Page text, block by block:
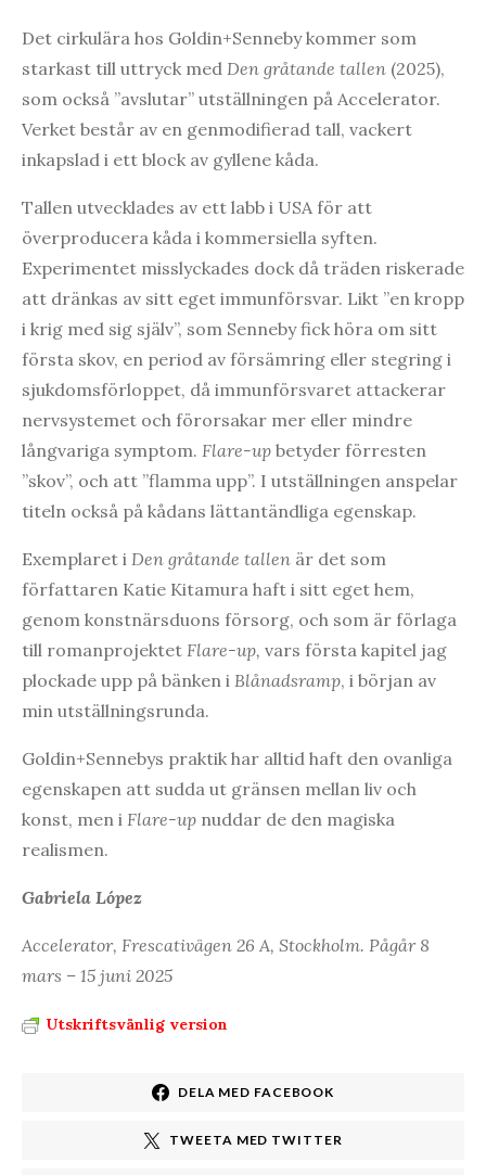
Det cirkulära hos Goldin+Senneby kommer som
starkast till uttryck med Den gråtande tallen (2025),
som också ”avslutar” utställningen på Accelerator.
Verket består av en genmodifierad tall, vackert
inkapslad i ett block av gyllene kåda.
Tallen utvecklades av ett labb i USA för att
överproducera kåda i kommersiella syften.
Experimentet misslyckades dock då träden riskerade
att dränkas av sitt eget immunförsvar. Likt ”en kropp
i krig med sig själv”, som Senneby fick höra om sitt
första skov, en period av försämring eller stegring i
sjukdomsförloppet, då immunförsvaret attackerar
nervsystemet och förorsakar mer eller mindre
långvariga symptom. Flare-up betyder förresten
”skov”, och att ”flamma upp”. I utställningen anspelar
titeln också på kådans lättantändliga egenskap.
Exemplaret i Den gråtande tallen är det som
författaren Katie Kitamura haft i sitt eget hem,
genom konstnärsduons försorg, och som är förlaga
till romanprojektet Flare-up, vars första kapitel jag
plockade upp på bänken i Blånadsramp, i början av
min utställningsrunda.
Goldin+Sennebys praktik har alltid haft den ovanliga
egenskapen att sudda ut gränsen mellan liv och
konst, men i Flare-up nuddar de den magiska
realismen.
Gabriela López
Accelerator, Frescativägen 26 A, Stockholm. Pågår 8
mars – 15 juni 2025
Utskriftsvänlig version
DELA MED FACEBOOK
TWEETA MED TWITTER